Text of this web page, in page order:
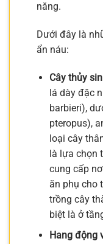
năng.
Dưới đây là
ẩn náu:
Cây thủy
lá dày đặc
barbieri),
pteropus),
loại cây
là lựa chọn
cung cấp
ăn phụ cho
trồng cây
biệt là ở
Hang động